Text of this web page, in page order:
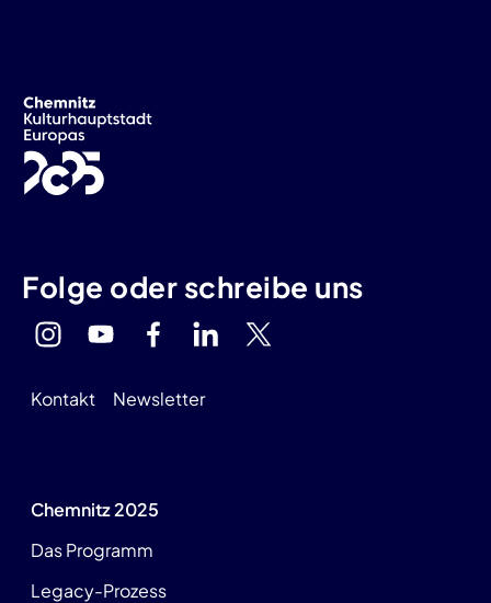
Folge oder schreibe uns
Kontakt Newsletter
Chemnitz 2025
Das Programm
Legacy-Prozess